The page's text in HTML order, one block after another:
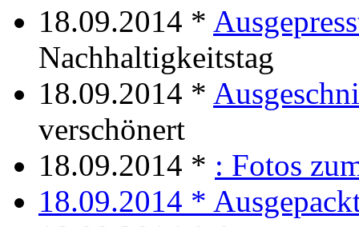
18.09.2014 *
Nachhaltigkeitstag
18.09.2014 *
verschönert
18.09.2014 * : Fotos
18.09.2014 *